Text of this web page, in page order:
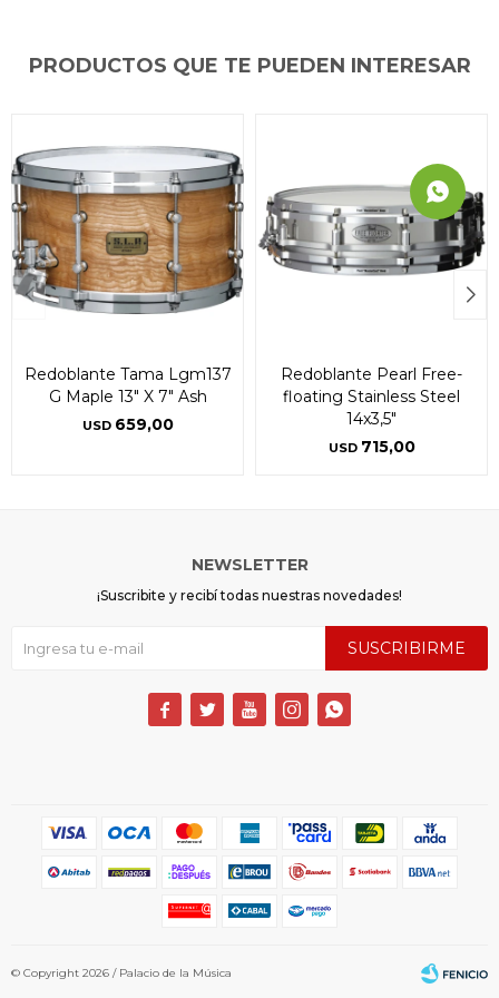
PRODUCTOS QUE TE PUEDEN INTERESAR
Redoblante Tama Lgm137
G Maple 13" X 7" Ash
USD 659,00
Redoblante Pearl Free-
floating Stainless Steel
14x3,5"
USD 715,00
NEWSLETTER
¡Suscribite y recibí todas nuestras novedades!
SUSCRIBIRME
    
© Copyright 2026 / Palacio de la Música